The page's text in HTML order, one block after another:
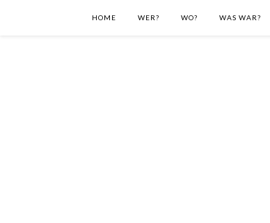
HOME WER? WO? WAS WAR?